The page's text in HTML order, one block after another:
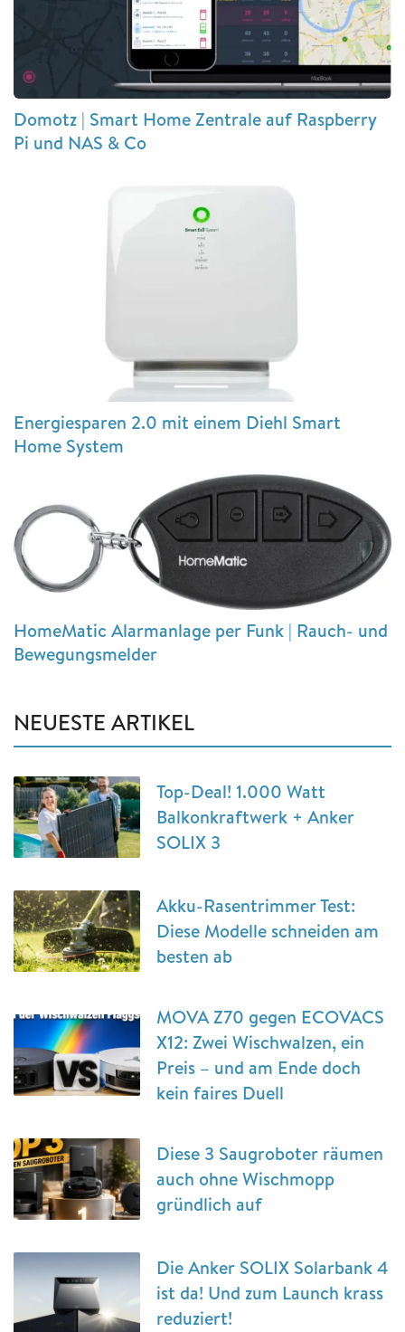
Domotz | Smart Home Zentrale auf Raspberry
Pi und NAS & Co
Energiesparen 2.0 mit einem Diehl Smart
Home System
HomeMatic Alarmanlage per Funk | Rauch- und
Bewegungsmelder
NEUESTE ARTIKEL
Top-Deal! 1.000 Watt
Balkonkraftwerk + Anker
SOLIX 3
Akku-Rasentrimmer Test:
Diese Modelle schneiden am
besten ab
MOVA Z70 gegen ECOVACS
X12: Zwei Wischwalzen, ein
Preis – und am Ende doch
kein faires Duell
Diese 3 Saugroboter räumen
auch ohne Wischmopp
gründlich auf
Die Anker SOLIX Solarbank 4
ist da! Und zum Launch krass
reduziert!